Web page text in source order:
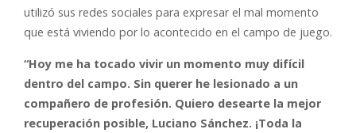
utilizó sus redes sociales para expresar el mal momento
que está viviendo por lo acontecido en el campo de juego.
“Hoy me ha tocado vivir un momento muy difícil
dentro del campo. Sin querer he lesionado a un
compañero de profesión. Quiero desearte la mejor
recuperación posible, Luciano Sánchez. ¡Toda la